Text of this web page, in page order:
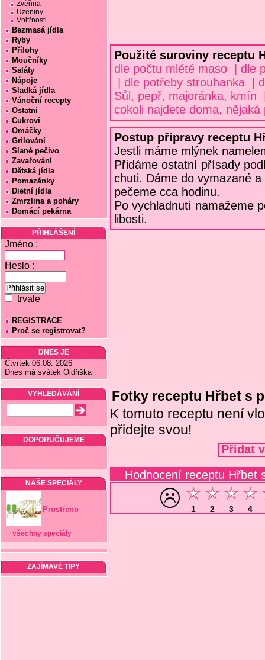
Zvěřina
Uzeniny
Vnitřnosti
Bezmasá jídla
Ryby
Přílohy
Moučníky
Saláty
Nápoje
Sladká jídla
Vánoční recepty
Ostatní
Cukroví
Omáčky
Grilování
Slané pečivo
Zavařování
Dětská jídla
Pomazánky
Dietní jídla
Zmrzlina a poháry
Domácí pekárna
PŘIHLÁŠENÍ
Jméno :
Heslo :
trvale
REGISTRACE
Proč se registrovat?
DNES JE
Čtvrtek 06.08. 2026
Dnes má svátek Oldřiška
VYHLEDÁVÁNÍ
DOPORUČUJEME
NAŠE SPECIÁLY
Prostřeno
všechny speciály
ZAJÍMAVÉ TIPY
Použité suroviny receptu
dle počtu mlété maso | dle
| dle potřeby strouhanka |
Sůl, pepř, majoránka, kmín
cokoli najdete doma,
Postup přípravy receptu
Jestli máme mlýnek
Přidáme ostatní přísady
chuti. Dáme do vymazané
pečeme cca hodinu.
Po vychladnutí namažeme
libosti.
Fotky receptu Hřbet s
K tomuto receptu není
přidejte svou!
Přidat
Hodnocení receptu Hřbet
1 2 3 4